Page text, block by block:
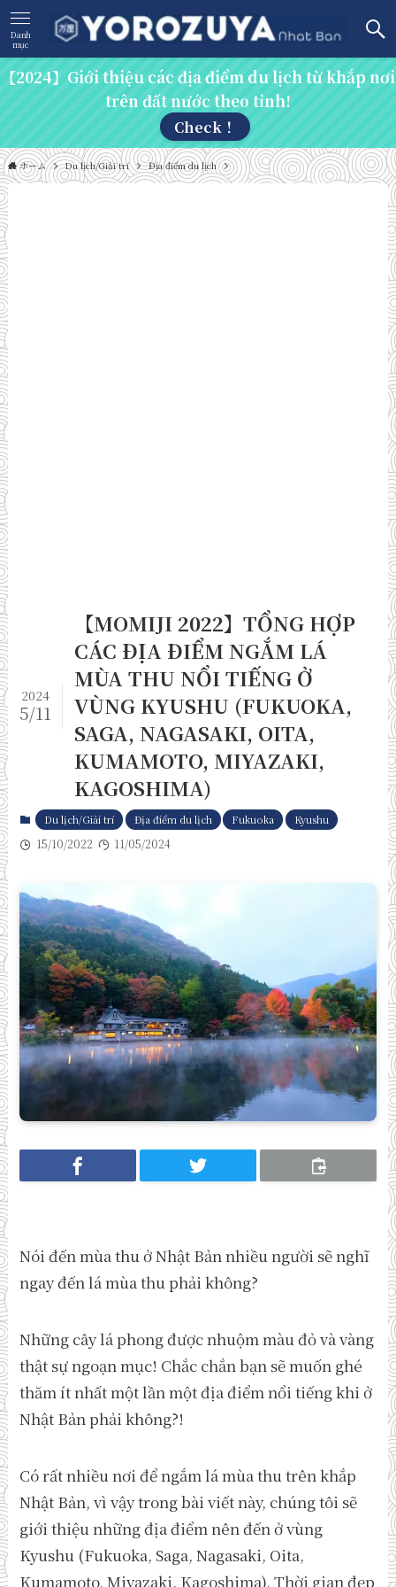
Danh
mục
【2024】Giới thiệu các địa điểm du lịch từ khắp nơi
trên đất nước theo tỉnh!
Check！
ホーム Du lịch/Giải trí Địa điểm du lịch
【MOMIJI 2022】TỔNG HỢP
CÁC ĐỊA ĐIỂM NGẮM LÁ
MÙA THU NỔI TIẾNG Ở
VÙNG KYUSHU (FUKUOKA,
SAGA, NAGASAKI, OITA,
KUMAMOTO, MIYAZAKI,
KAGOSHIMA)
2024
5/11
Du lịch/Giải trí Địa điểm du lịch Fukuoka Kyushu
15/10/2022 11/05/2024
Nói đến mùa thu ở Nhật Bản nhiều người sẽ nghĩ
ngay đến lá mùa thu phải không?
Những cây lá phong được nhuộm màu đỏ và vàng
thật sự ngoạn mục! Chắc chắn bạn sẽ muốn ghé
thăm ít nhất một lần một địa điểm nổi tiếng khi ở
Nhật Bản phải không?!
Có rất nhiều nơi để ngắm lá mùa thu trên khắp
Nhật Bản, vì vậy trong bài viết này, chúng tôi sẽ
giới thiệu những địa điểm nên đến ở vùng
Kyushu (Fukuoka, Saga, Nagasaki, Oita,
Kumamoto, Miyazaki, Kagoshima). Thời gian đẹp